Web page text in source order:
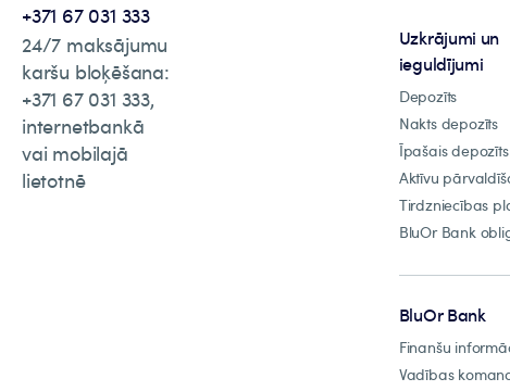
+371 67 031 333
24/7 maksājumu
karšu bloķēšana:
+371 67 031 333,
internetbankā
vai mobilajā
lietotnē
Uzkrājumi un
ieguldījumi
Depozīts
Nakts depozīts
Īpašais depozīts
Aktīvu
Tirdzniecības
BluOr Bank
BluOr Bank
Finanšu
Vadības